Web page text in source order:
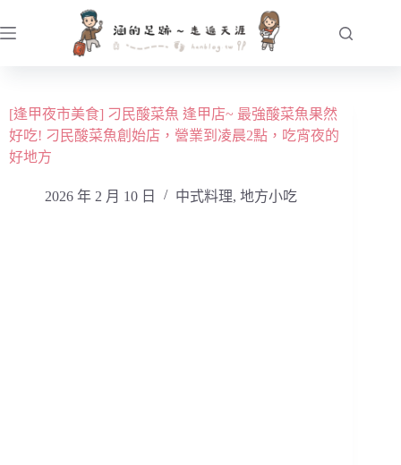
至
容[逢甲夜市美食] 刁民酸菜魚 逢甲店~ 最強酸菜魚果然
好吃! 刁民酸菜魚創始店，營業到凌晨2點，吃宵夜的
好地方
2026 年 2 月 10 日 中式料理, 地方小吃